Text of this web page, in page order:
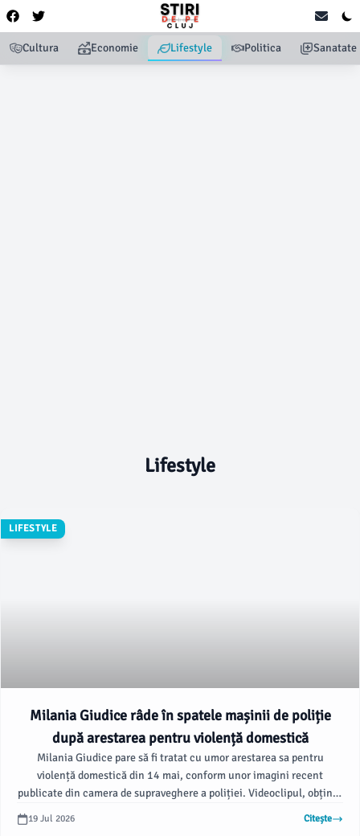
Cultura Economie Lifestyle Politica Sanatate
Lifestyle
LIFESTYLE
Milania Giudice râde în spatele mașinii de poliție
după arestarea pentru violență domestică
Milania Giudice pare să fi tratat cu umor arestarea sa pentru
violență domestică din 14 mai, conform unor imagini recent
publicate din camera de supraveghere a poliției. Videoclipul, obținut
Township, o arată pe Giudice, în vârstă de 20 de ani, fiind plasată în
19 Jul 2026 Citește